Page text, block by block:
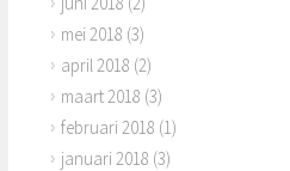
mei 2018 (3)
april 2018 (2)
maart 2018 (3)
februari 2018 (1)
januari 2018 (3)